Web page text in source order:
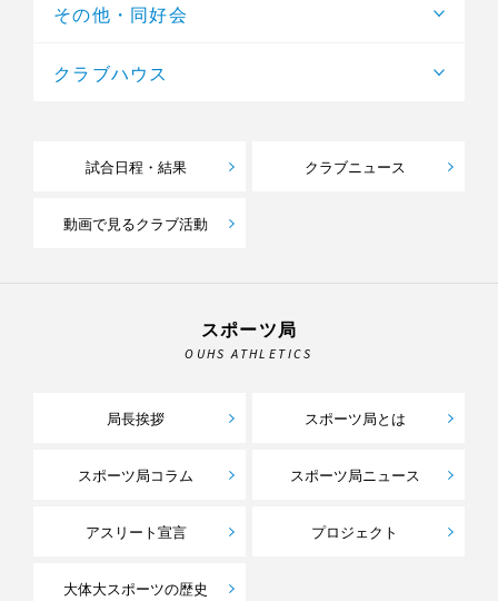
その他・同好会
クラブハウス
試合日程・結果 クラブニュース
動画で見るクラブ活動
スポーツ局
OUHS ATHLETICS
局長挨拶 スポーツ局とは
スポーツ局コラム スポーツ局ニュース
アスリート宣言 プロジェクト
大体大スポーツの歴史